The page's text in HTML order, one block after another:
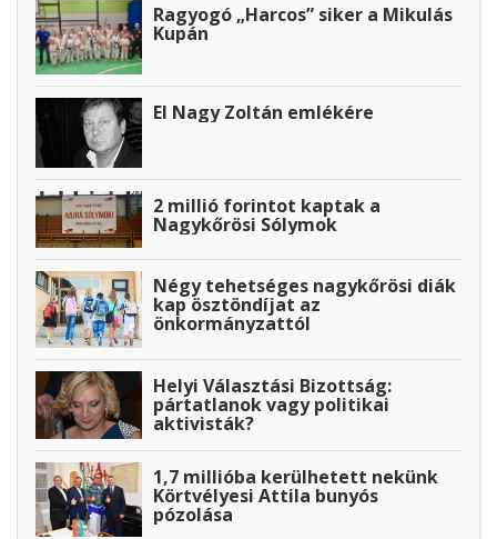
Ragyogó „Harcos” siker a Mikulás
Kupán
El Nagy Zoltán emlékére
2 millió forintot kaptak a
Nagykőrösi Sólymok
Négy tehetséges nagykőrösi diák
kap ösztöndíjat az
önkormányzattól
Helyi Választási Bizottság:
pártatlanok vagy politikai
aktivisták?
1,7 millióba kerülhetett nekünk
Körtvélyesi Attila bunyós
pózolása